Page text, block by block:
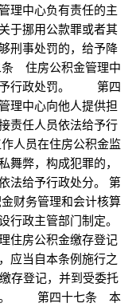
理中心负有责任的主
于挪用公款罪或者其
刑事处罚的，给予降
住房公积金管理中
予行政处罚。 第四
理中心向他人提供担
责任人员依法给予行
员在住房公积金监
弊，构成犯罪的，
法给予行政处分。 第
务管理和会计核算
行政主管部门制定。
房公积金缴存登记
应当自本条例施行之
存登记，并到受委托
续。 第四十七条 本